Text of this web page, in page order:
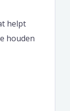
helpt
houden